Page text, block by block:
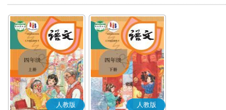
版)
版)
人教版 人教版